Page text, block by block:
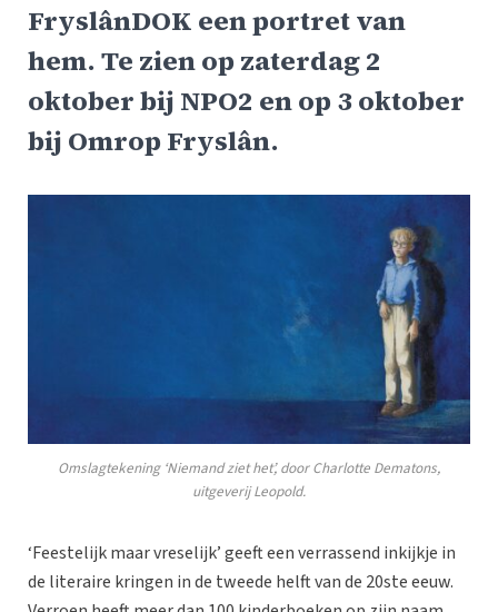
FryslânDOK een portret van
hem. Te zien op zaterdag 2
oktober bij NPO2 en op 3 oktober
bij Omrop Fryslân.
Omslagtekening ‘Niemand ziet het’, door Charlotte Dematons,
uitgeverij Leopold.
‘Feestelijk maar vreselijk’ geeft een verrassend inkijkje in
de literaire kringen in de tweede helft van de 20ste eeuw.